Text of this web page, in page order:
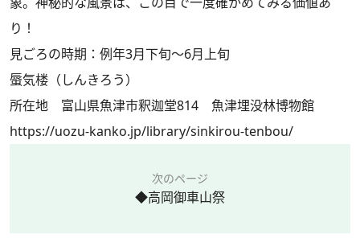
り！
見ごろの時期：例年3月下旬～6月上旬
蜃気楼（しんきろう）
所在地 富山県魚津市釈迦堂814 魚津埋没林博物館
https://uozu-kanko.jp/library/sinkirou-tenbou/
次のページ
◆高岡御車山祭